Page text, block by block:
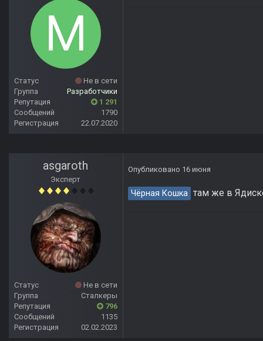
Статус
Не в сети
Группа
Разработчики
Репутация
1 291
Сообщений
1790
Регистрация
22.07.2020
asgaroth
Эксперт
Статус
Не в сети
Группа
Сталкеры
Репутация
796
Сообщений
1135
Регистрация
02.02.2023
Опубликовано 16 июня
Чёрная Кошка там же в